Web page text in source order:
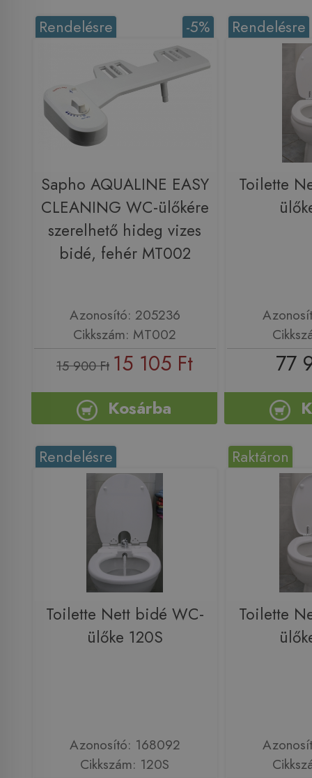
-5%
Rendelésre
Sapho AQUALINE EASY
CLEANING WC-ülőkére
szerelhető hideg vizes
bidé, fehér MT002
Azonosító: 205236
Cikkszám: MT002
15 900 Ft 15 105 Ft
Kosárba
Rendelésre
Toilette
77
Rendelésre
Toilette Nett bidé WC-
ülőke 120S
Azonosító: 168092
Cikkszám: 120S
Raktáron
Toilette